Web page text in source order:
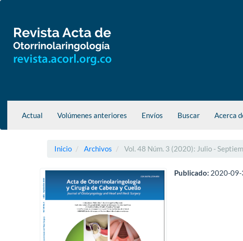
principal
Barra
lateral
Actual Volúmenes anteriores Envíos Buscar Acerca
Inicio Archivos Vol. 48 Núm. 3 (2020): Julio -
Publicado: 2020-